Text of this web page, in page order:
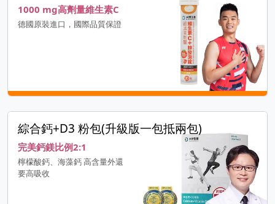
1000 mg高劑量維生素C
德國原裝進口，國際品質保證
綜合鈣+D3 粉包(升級版一包抵兩包)
完美鈣鎂比例2:1
檸檬酸鈣、海藻鈣 高含量外還
要高吸收